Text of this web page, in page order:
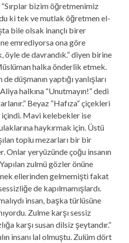
“Sırplar bizim öğretmenimiz
ki tek ve mutlak öğretmen el-
bile olsak inançlı birer
emrediyorsa ona göre
öyle de davrandık.” diyen birine
halka önderlik etmek.
düşmanın yaptığı yanlışları
halkına “Unutmayın!” dedi
Beyaz “Hafıza“ çiçekleri
içindi. Mavi kelebekler ise
haykırmak için. Üstü
toplu mezarları bir bir
Onlar yeryüzünde çoğu insanın
zulmü gözler önüne
ellerinden gelmemişti fakat
de kapılmamışlardı.
insan, başka türlüsüne
Zulme karşı sessiz
karşı susan dilsiz şeytandır.”
insanı lal olmuştu. Zulüm dört